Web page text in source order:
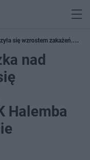
się wzrostem zakażeń.
nad
Halemba